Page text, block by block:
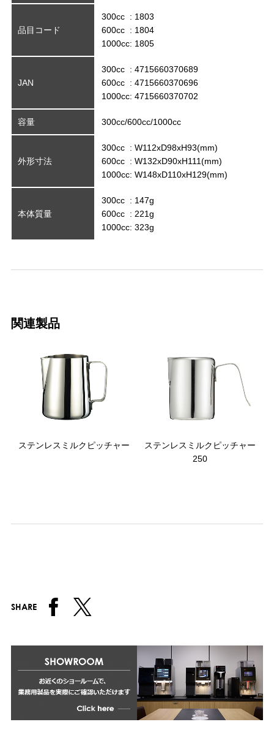
品目コード
300cc : 1803
600cc : 1804
1000cc: 1805
JAN
300cc : 4715660370689
600cc : 4715660370696
1000cc: 4715660370702
容量 300cc/600cc/1000cc
外形寸法
300cc : W112xD98xH93(mm)
600cc : W132xD90xH111(mm)
1000cc: W148xD110xH129(mm)
本体質量
300cc : 147g
600cc : 221g
1000cc: 323g
関連製品
ステンレスミルクピッチャー
ステンレスミルクピッチャー
250
SHARE